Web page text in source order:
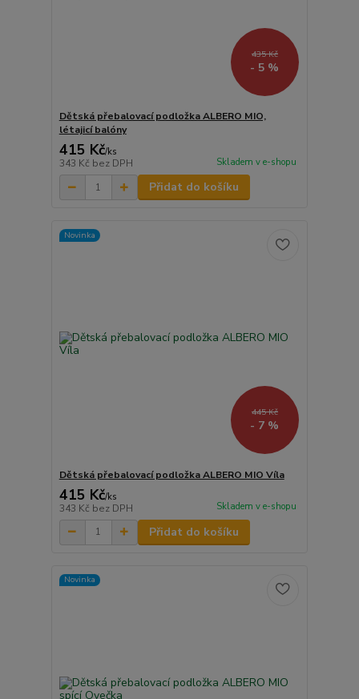
435 Kč
- 5 %
Dětská přebalovací podložka ALBERO MIO,
létajicí balóny
415 Kč/ks
343 Kč bez DPH Skladem v e-shopu
Přidat do košíku
Novinka
445 Kč
- 7 %
Dětská přebalovací podložka ALBERO MIO Víla
415 Kč/ks
343 Kč bez DPH Skladem v e-shopu
Přidat do košíku
Novinka